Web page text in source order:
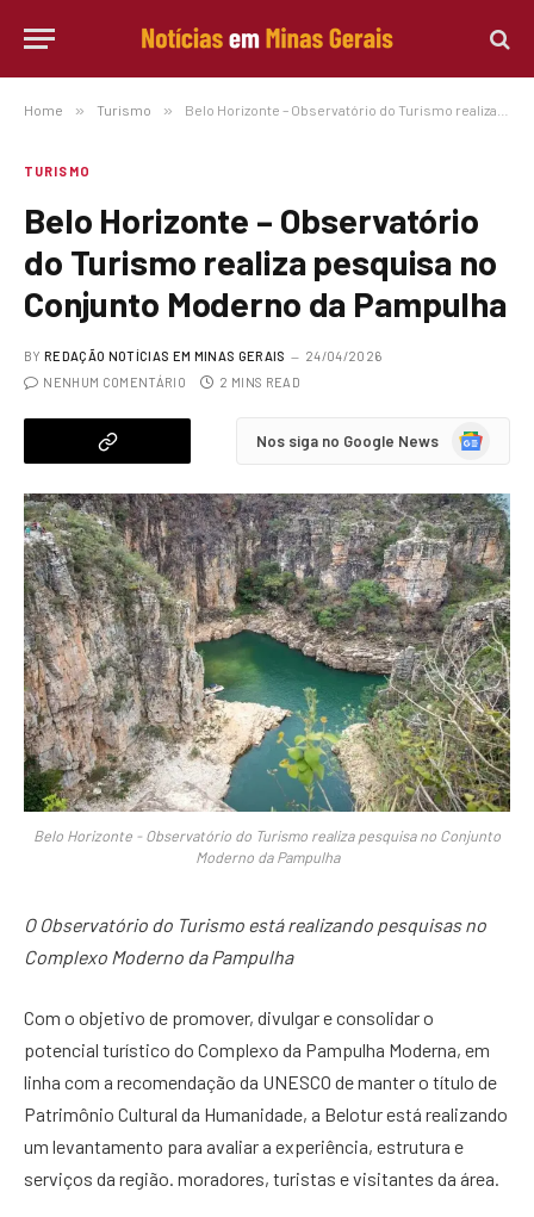
Home » Turismo » Belo Horizonte – Observatório do Turismo realiza pesquisa no Conjunto Moderno da Pampulha
TURISMO
Belo Horizonte – Observatório
do Turismo realiza pesquisa no
Conjunto Moderno da Pampulha
BY REDAÇÃO NOTÍCIAS EM MINAS GERAIS
24/04/2026
NENHUM COMENTÁRIO
2 MINS READ
Nos siga no Google News
Google
Belo Horizonte - Observatório do Turismo realiza pesquisa no Conjunto
Moderno da Pampulha
O Observatório do Turismo está realizando pesquisas no
Complexo Moderno da Pampulha
Com o objetivo de promover, divulgar e consolidar o
potencial turístico do Complexo da Pampulha Moderna, em
linha com a recomendação da UNESCO de manter o título de
Patrimônio Cultural da Humanidade, a Belotur está realizando
um levantamento para avaliar a experiência, estrutura e
serviços da região. moradores, turistas e visitantes da área.